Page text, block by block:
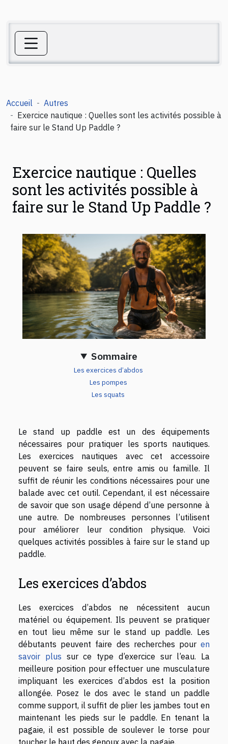
Accueil
Autres
Exercice nautique : Quelles sont les activités possible à
faire sur le Stand Up Paddle ?
Exercice nautique : Quelles
sont les activités possible à
faire sur le Stand Up Paddle ?
Sommaire
Les exercices d’abdos
Les pompes
Les squats
Le stand up paddle est un des équipements
nécessaires pour pratiquer les sports nautiques.
Les exercices nautiques avec cet accessoire
peuvent se faire seuls, entre amis ou famille. Il
suffit de réunir les conditions nécessaires pour une
balade avec cet outil. Cependant, il est nécessaire
de savoir que son usage dépend d’une personne à
une autre. De nombreuses personnes l’utilisent
pour améliorer leur condition physique. Voici
quelques activités possibles à faire sur le stand up
paddle.
Les exercices d’abdos
Les exercices d’abdos ne nécessitent aucun
matériel ou équipement. Ils peuvent se pratiquer
en tout lieu même sur le stand up paddle. Les
débutants peuvent faire des recherches pour en
savoir plus sur ce type d’exercice sur l’eau. La
meilleure position pour effectuer une musculature
impliquant les exercices d’abdos est la position
allongée. Posez le dos avec le stand un paddle
comme support, il suffit de plier les jambes tout en
maintenant les pieds sur le paddle. En tenant la
pagaie, il est possible de soulever le torse pour